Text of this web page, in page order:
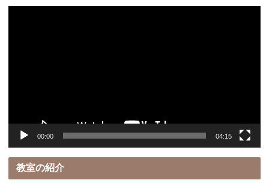
00:00 04:15
教室の紹介